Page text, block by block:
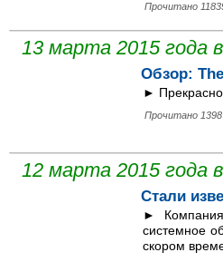
Прочитано
13 марта 2015 года
Обзор:
►
Прочитано
12 марта 2015 года
Стали
►
системное
скором